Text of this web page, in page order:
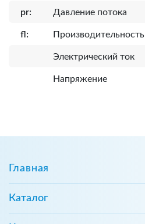
pr: Давление потока
fl: Производительность
Электрический ток
Напряжение
Главная
Каталог